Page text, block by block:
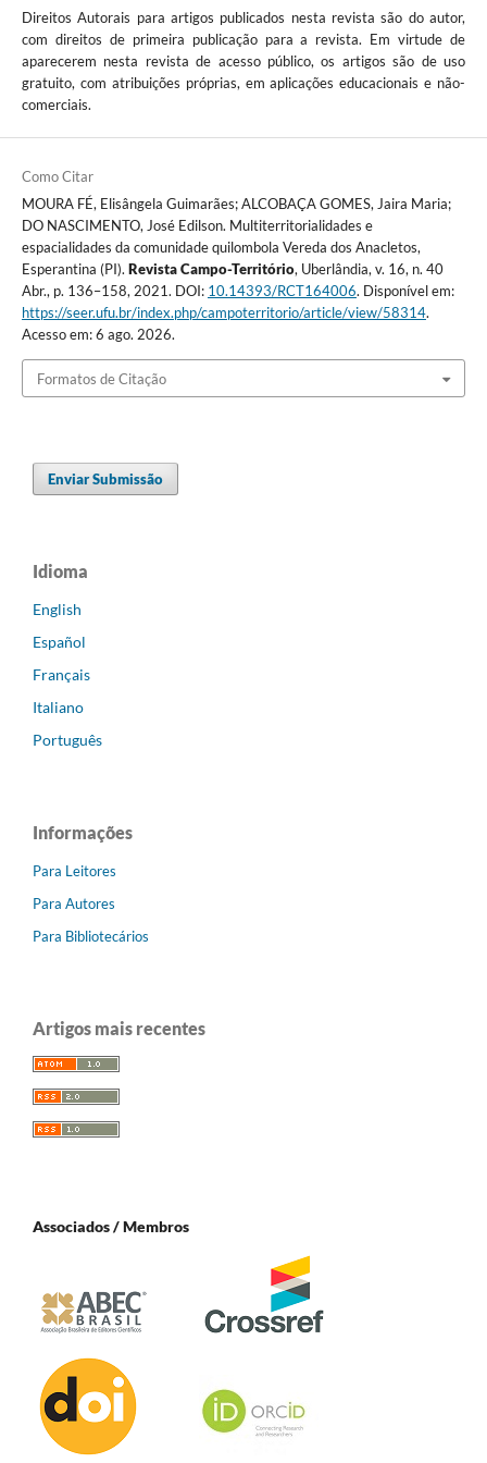
Direitos Autorais para artigos publicados nesta revista são do autor,
com direitos de primeira publicação para a revista. Em virtude de
aparecerem nesta revista de acesso público, os artigos são de uso
gratuito, com atribuições próprias, em aplicações educacionais e não-
comerciais.
Como Citar
MOURA FÉ, Elisângela Guimarães; ALCOBAÇA GOMES, Jaira Maria;
DO NASCIMENTO, José Edilson. Multiterritorialidades e
espacialidades da comunidade quilombola Vereda dos Anacletos,
Esperantina (PI). Revista Campo-Território, Uberlândia, v. 16, n. 40
Abr., p. 136–158, 2021. DOI: 10.14393/RCT164006. Disponível em:
https://seer.ufu.br/index.php/campoterritorio/article/view/58314.
Acesso em: 6 ago. 2026.
Formatos de Citação
Enviar Submissão
Idioma
English
Español
Français
Italiano
Português
Informações
Para Leitores
Para Autores
Para Bibliotecários
Artigos mais recentes
Associados / Membros